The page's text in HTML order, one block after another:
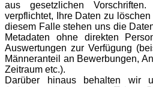
aus gesetzlichen
verpflichtet, Ihre Daten zu
diesem Falle stehen uns die
Metadaten ohne direkten
Auswertungen zur Verfügung
Männeranteil an Bewerbungen,
Zeitraum etc.).
Darüber hinaus behalten wir